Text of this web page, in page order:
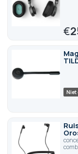
€
Niet